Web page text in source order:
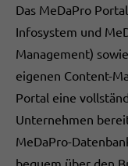
Das MeDaPro
Infosystem und
Management)
eigenen Content-
Portal eine
Unternehmen
MeDaPro-
bequem über den